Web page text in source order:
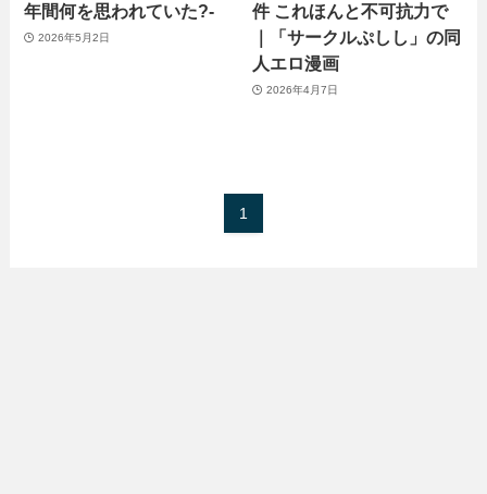
年間何を思われていた?-
2026年5月2日
件 これほんと不可抗力で
｜「サークルぷしし」の同
人エロ漫画
2026年4月7日
1